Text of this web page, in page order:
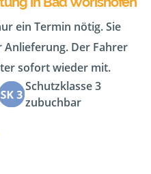
ein Termin nötig. Sie
Der Fahrer
sofort wieder mit.
Schutzklasse 3
zubuchbar